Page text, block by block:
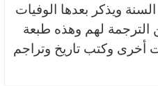
ويذكر بعدها الوفيات
لهم وهذه طبعة
وكتب تاريخ وتراجم